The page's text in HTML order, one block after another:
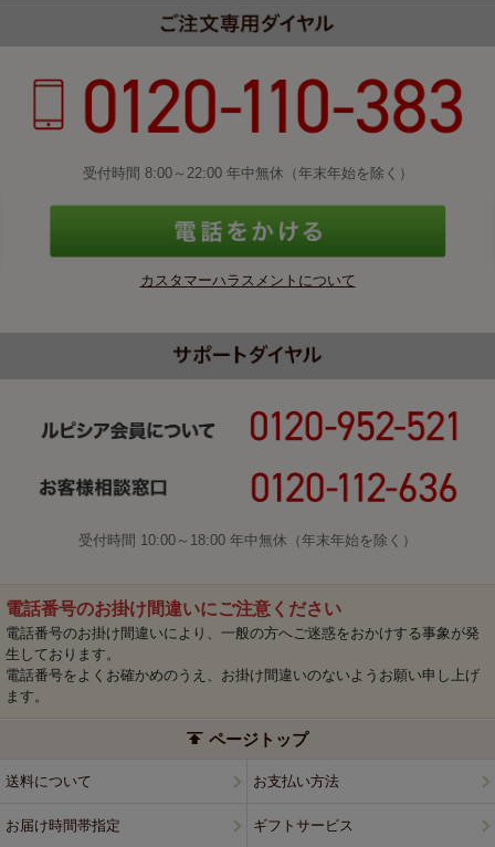
受付時間 8:00～22:00 年中無休（年末年始を除く）
カスタマーハラスメントについて
受付時間 10:00～18:00 年中無休（年末年始を除く）
電話番号のお掛け間違いにご注意ください
電話番号のお掛け間違いにより、一般の方へご迷惑をおかけする事象が発
生しております。
電話番号をよくお確かめのうえ、お掛け間違いのないようお願い申し上げ
ます。
ページトップ
送料について お支払い方法
お届け時間帯指定 ギフトサービス